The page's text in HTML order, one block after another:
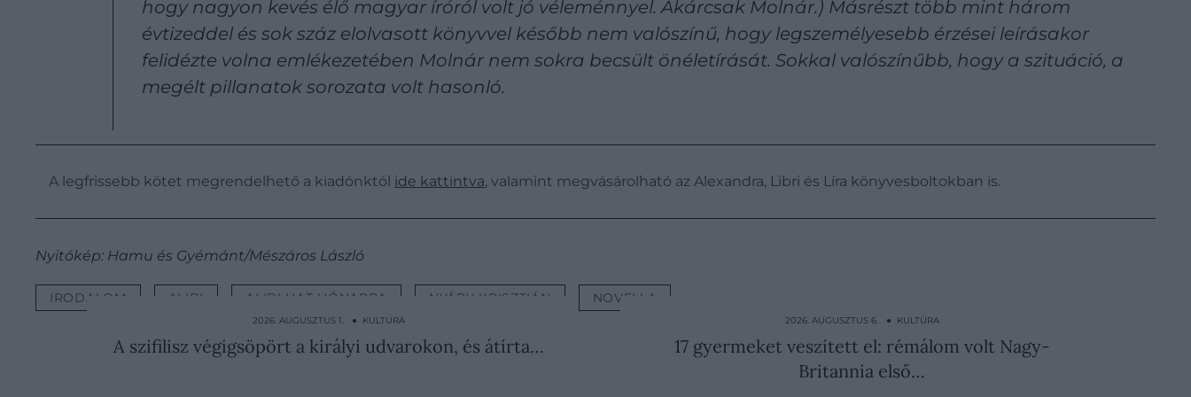
hogy nagyon kevés élő magyar íróról volt jó véleménnyel. Akárcsak Molnár.) Másrészt több mint három
évtizeddel és sok száz elolvasott könyvvel később nem valószínű, hogy legszemélyesebb érzései leírásakor
felidézte volna emlékezetében Molnár nem sokra becsült önéletírását. Sokkal valószínűbb, hogy a szituáció, a
megélt pillanatok sorozata volt hasonló.
A legfrissebb kötet megrendelhető a kiadónktól ide kattintva, valamint megvásárolható az Alexandra, Libri és Líra könyvesboltokban is.
Nyitókép: Hamu és Gyémánt/Mészáros László
IRODALOM ALIBI ALIBI HAT HÓNAPRA NYÁRY KRISZTIÁN NOVELLA
2026. AUGUSZTUS 1. ● KULTÚRA
A szifilisz végigsöpört a királyi udvarokon, és átírta…
2026. AUGUSZTUS 6. ● KULTÚRA
17 gyermeket veszített el: rémálom volt Nagy-
Britannia első…